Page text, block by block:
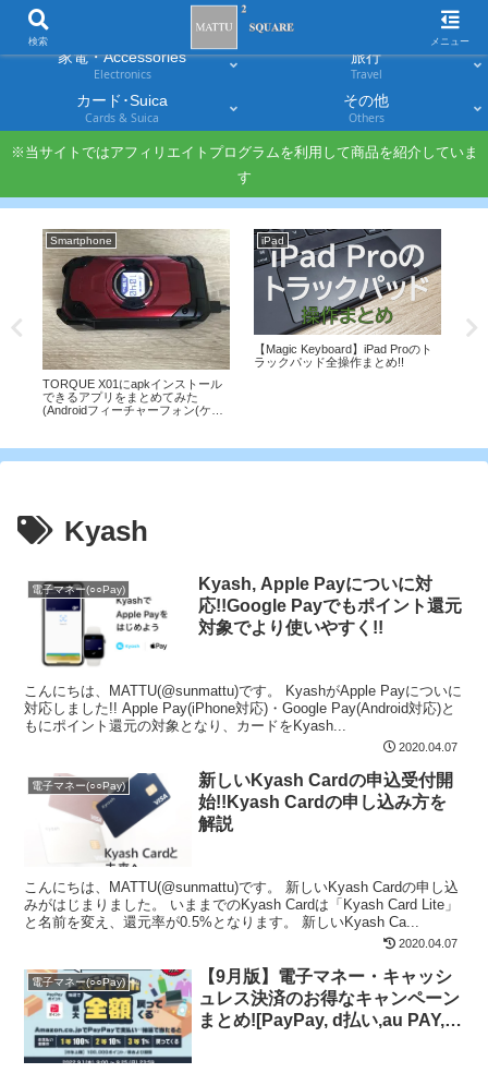
家電・Accessories
Electronics
旅行
Travel
カード･Suica
Cards & Suica
その他
Others
※当サイトではアフィリエイトプログラムを利用して商品を紹介していま
す
Smartphone
TORQUE X01にapkインストール
できるアプリをまとめてみた
(Androidフィーチャーフォン(ケー
iPad
【Magic Keyboard】iPad Proのト
ラックパッド全操作まとめ!!
Kyash
電子マネー(○○Pay)
Kyash, Apple Payについに対
応!!Google Payでもポイント還元
対象でより使いやすく!!
こんにちは、MATTU(@sunmattu)です。 KyashがApple Payについに
対応しました!! Apple Pay(iPhone対応)・Google Pay(Android対応)と
もにポイント還元の対象となり、カードをKyash...
2020.04.07
電子マネー(○○Pay)
新しいKyash Cardの申込受付開
始!!Kyash Cardの申し込み方を
解説
こんにちは、MATTU(@sunmattu)です。 新しいKyash Cardの申し込
みがはじまりました。 いままでのKyash Cardは「Kyash Card Lite」
と名前を変え、還元率が0.5%となります。 新しいKyash Ca...
2020.04.07
電子マネー(○○Pay)
【9月版】電子マネー・キャッシ
ュレス決済のお得なキャンペーン
まとめ![PayPay, d払い,au PAY,楽
検索 メニュー